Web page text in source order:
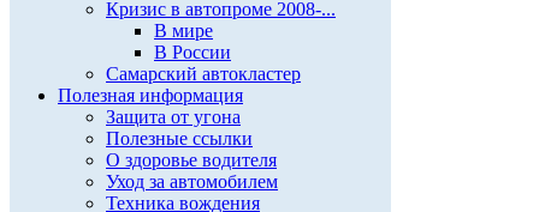
Кризис в автопроме 2008-...
В мире
В России
Самарский автокластер
Полезная информация
Защита от угона
Полезные ссылки
О здоровье водителя
Уход за автомобилем
Техника вождения